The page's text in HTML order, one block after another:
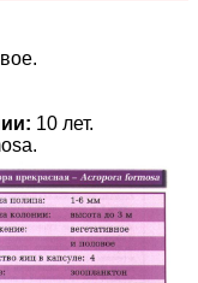
10 лет.